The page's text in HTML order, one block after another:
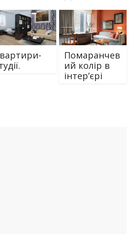
Помаранчев
ий колір в
інтер’єрі